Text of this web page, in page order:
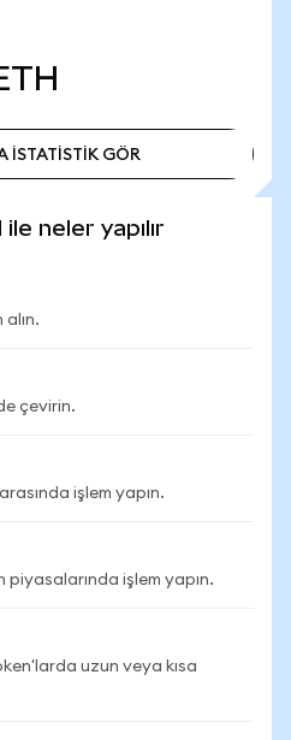
İSTATİSTİK GÖR
neler yapılır
çevirin.
işlem yapın.
işlem yapın.
uzun veya kısa